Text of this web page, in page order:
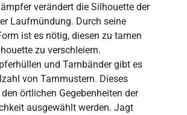
verändert die Silhouette der
Laufmündung. Durch seine
ist es nötig, diesen zu tarnen
zu verschleiern.
und Tarnbänder gibt es
von Tarnmustern. Dieses
örtlichen Gegebenheiten der
ausgewählt werden. Jagt